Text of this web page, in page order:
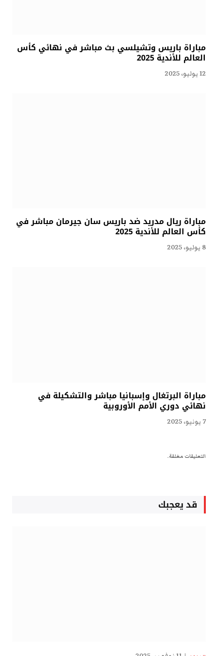
مباراة باريس وتشيلسي بث مباشر في نهائي كأس
العالم للأندية 2025
12 يوليو، 2025
مباراة ريال مدريد ضد باريس سان جيرمان مباشر في
كأس العالم للأندية 2025
8 يوليو، 2025
مباراة البرتغال وإسبانيا مباشر والتشكيلة في
نهائي دوري الأمم الأوروبية
7 يونيو، 2025
التعليقات مغلقة.
قد يعجبك